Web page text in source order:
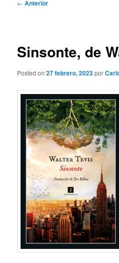
← Anterior
Sinsonte, de
Posted on27 febrero, 2023por